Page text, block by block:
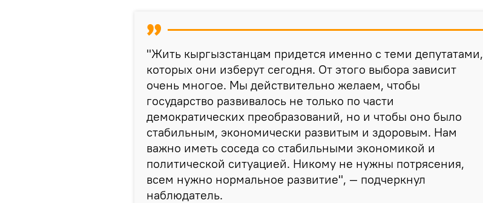
"Жить кыргызстанцам придется именно с теми депутатами,
которых они изберут сегодня. От этого выбора зависит
очень многое. Мы действительно желаем, чтобы
государство развивалось не только по части
демократических преобразований, но и чтобы оно было
стабильным, экономически развитым и здоровым. Нам
важно иметь соседа со стабильными экономикой и
политической ситуацией. Никому не нужны потрясения,
всем нужно нормальное развитие", — подчеркнул
наблюдатель.